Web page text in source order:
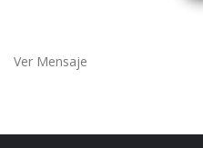
Ver Mensaje